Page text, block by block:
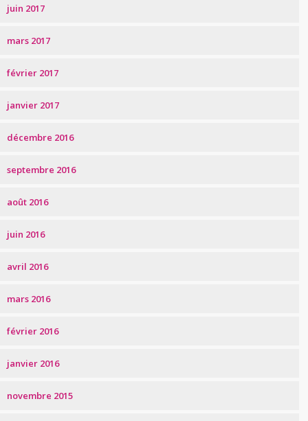
juin 2017
mars 2017
février 2017
janvier 2017
décembre 2016
septembre 2016
août 2016
juin 2016
avril 2016
mars 2016
février 2016
janvier 2016
novembre 2015